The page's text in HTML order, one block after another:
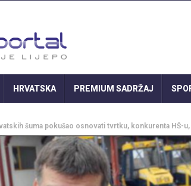
HRVATSKA PREMIUM SADRŽAJ
šuma pokušao osnovati tvrtku, konkurenta HŠ-